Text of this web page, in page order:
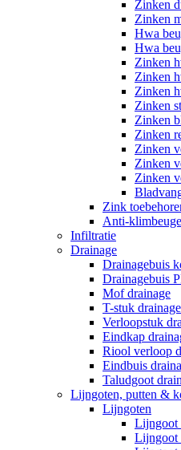
Zinken
Zinken
Hwa
Hwa
Zinken
Zinken
Zinken
Zinken
Zinken
Zinken
Zinken
Zinken
Zinken
Zink
Anti-
Infiltratie
Drainage
Drainagebuis
Drainagebuis
Mof drainage
T-stuk drainage
Verloopstuk
Eindkap
Riool verloop
Eindbuis
Taludgoot
Lijngoten, putten &
Lijngoten
Lijngoot
Lijngoot